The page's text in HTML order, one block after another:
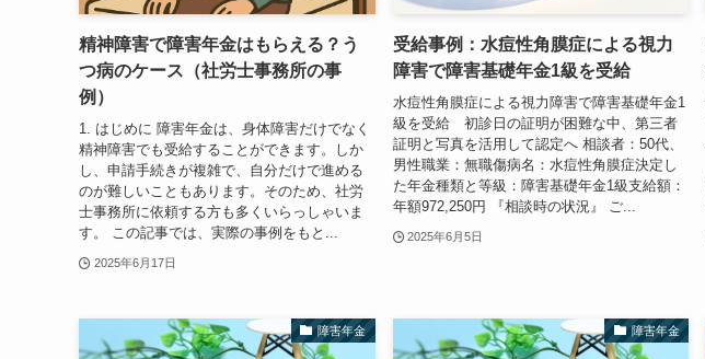
精神障害で障害年金はもらえる？う
つ病のケース（社労士事務所の事
例）
1. はじめに 障害年金は、身体障害だけでなく
精神障害でも受給することができます。しか
し、申請手続きが複雑で、自分だけで進める
のが難しいこともあります。そのため、社労
士事務所に依頼する方も多くいらっしゃいま
す。 この記事では、実際の事例をもと...
2025年6月17日
受給事例：水痘性角膜症による視力
障害で障害基礎年金1級を受給
水痘性角膜症による視力障害で障害基礎年金1
級を受給 初診日の証明が困難な中、第三者
証明と写真を活用して認定へ 相談者：50代、
男性職業：無職傷病名：水痘性角膜症決定し
た年金種類と等級：障害基礎年金1級支給額：
年額972,250円 『相談時の状況』 ご...
2025年6月5日
障害年金 障害年金